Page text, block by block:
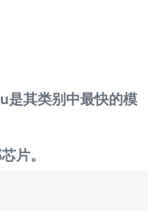
其类别中最快的模
片。